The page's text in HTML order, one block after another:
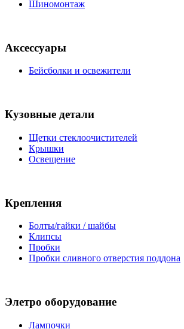
Шиномонтаж
Аксессуары
Бейсболки и освежители
Кузовные детали
Щетки стеклоочистителей
Крышки
Освещение
Крепления
Болты/гайки / шайбы
Клипсы
Пробки
Пробки сливного отверстия поддона
Элетро оборудование
Лампочки